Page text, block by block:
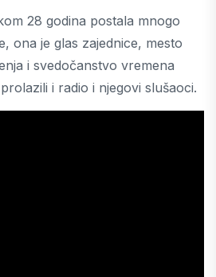
28 godina postala mnogo
ona je glas zajednice, mesto
i svedočanstvo vremena
i radio i njegovi slušaoci.